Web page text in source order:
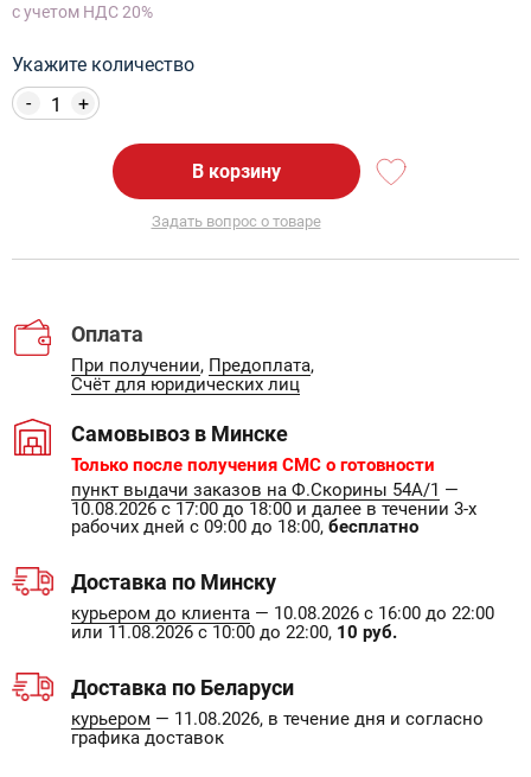
с учетом НДС 20%
Укажите количество
+
-
В корзину
Задать вопрос о товаре
Оплата
При получении, Предоплата,
Счёт для юридических лиц
Самовывоз в Минске
Только после получения СМС о готовности
пункт выдачи заказов на Ф.Скорины 54А/1 —
10.08.2026 с 17:00 до 18:00 и далее в течении 3-х
рабочих дней с 09:00 до 18:00, бесплатно
Доставка по Минску
курьером до клиента — 10.08.2026 с 16:00 до 22:00
или 11.08.2026 с 10:00 до 22:00, 10 руб.
Доставка по Беларуси
курьером — 11.08.2026, в течение дня и согласно
графика доставок